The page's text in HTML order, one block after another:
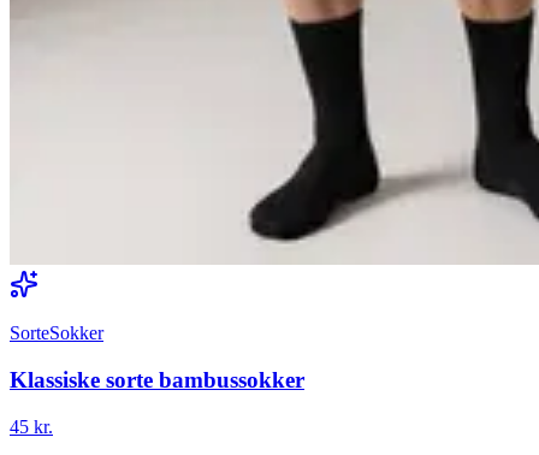
SorteSokker
Klassiske sorte bambussokker
45 kr.